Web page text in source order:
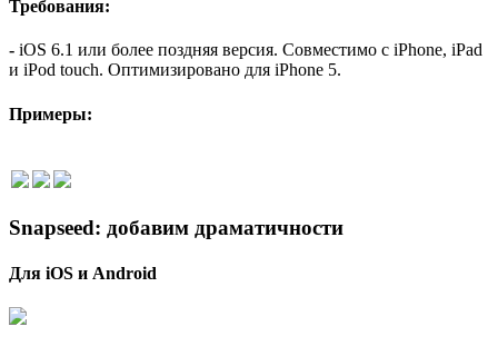
Требования:
- iOS 6.1 или более поздняя версия. Совместимо с iPhone, iPad
и iPod touch. Оптимизировано для iPhone 5.
Примеры:
Snapseed: добавим драматичности
Для iOS и Android